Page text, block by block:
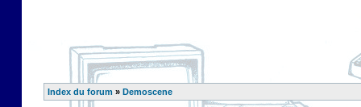
Index du forum » Demoscene